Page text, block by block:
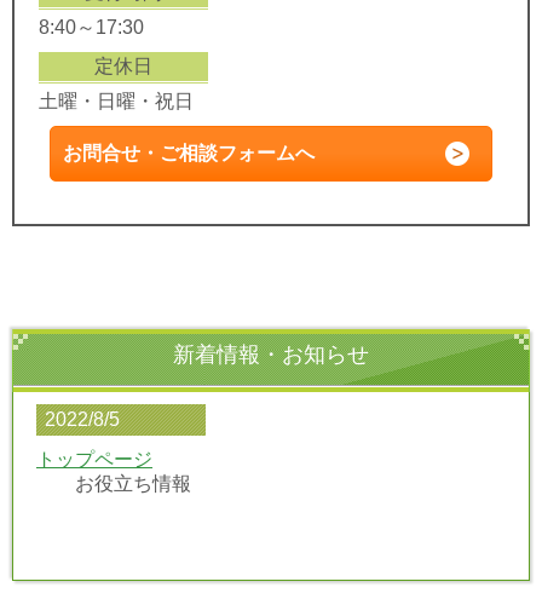
8:40～17:30
定休日
土曜・日曜・祝日
お問合せ・ご相談フォームへ
新着情報・お知らせ
2022/8/5
トップページ
お役立ち情報